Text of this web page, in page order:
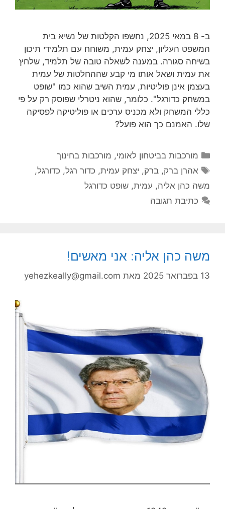
ב- 8 במאי 2025, נחשפו הקלטות של נשיא בית
המשפט העליון, יצחק עמית, משוחח עם תלמידי תיכון
בשיחה סגורה. במענה לשאלה טובה של תלמיד, שלחץ
את עמית ושאל אותו מי קבע שההחלטות של עמית
בעצמן אינן פוליטיות, עמית השיב שהוא כמו "שופט
במשחק כדורגל". כלומר, שהוא ניטרלי שפוסק רק על פי
כללי המשחק ולא מכניס ערכים או פוליטיקה לפסיקה
שלו. האמנם כך הוא פועל?
קטגוריות
מורכבות בביטחון לאומי, מורכבות בחינוך
תגיות
אהרן ברק,ברק, יצחק עמית, כדור רגל, כדורגל,
משה כהן אליה, עמית, שופט כדורגל
כתיבת תגובה
משה כהן אליה: אני מאשים!
13 בפברואר 2025 מאת yehezkeally@gmail.com